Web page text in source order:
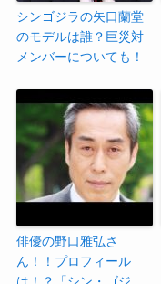
シンゴジラの矢口蘭堂
のモデルは誰？巨災対
メンバーについても！
俳優の野口雅弘さ
ん！！プロフィール
は！？「シン・ゴジ